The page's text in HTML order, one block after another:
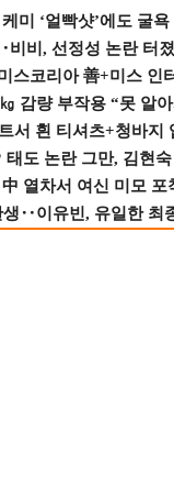
미 ‘얼빡샷’에도 굴욕
비, 선정성 논란 터
스코리아 善+미스 인
감량 부작용 “못 알
서 흰 티셔츠+청바
태도 논란 그만, 김현
열차서 여신 미모 포
‥이유빈, 유일한 최